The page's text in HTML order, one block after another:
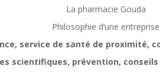
La pharmacie Gouda
Philosophie d’une entreprise
service de santé de proximité,
scientifiques, prévention,